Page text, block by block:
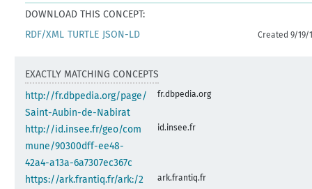
DOWNLOAD THIS CONCEPT:
RDF/XML TURTLE JSON-LD Created 9/19/
EXACTLY MATCHING CONCEPTS
http://fr.dbpedia.org/page/
Saint-Aubin-de-Nabirat
fr.dbpedia.org
http://id.insee.fr/geo/com
mune/90300dff-ee48-
42a4-a13a-6a7307ec367c
id.insee.fr
https://ark.frantiq.fr/ark:/2
ark.frantiq.fr